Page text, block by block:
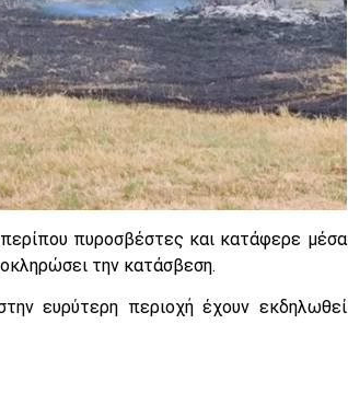
πυροσβέστες και κατάφερε μέσα
την κατάσβεση.
ευρύτερη περιοχή έχουν εκδηλωθεί